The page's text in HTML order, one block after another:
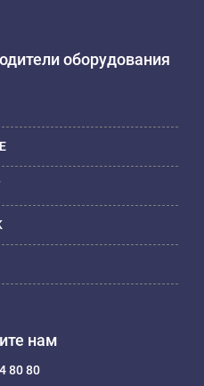
оборудования
нам
80 80